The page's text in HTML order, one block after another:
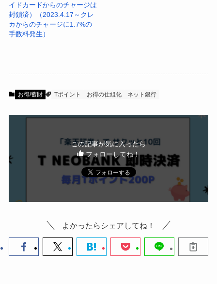
イドカードからのチャージは
封鎖済）（2023.4.17～クレ
カからのチャージに1.7%の
手数料発生）
お得/蓄財 Tポイント お得の仕組化 ネット銀行
この記事が気に入ったら
フォローしてね！
よかったらシェアしてね！